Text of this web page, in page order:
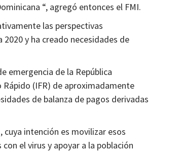
“, agregó entonces el FMI.
las perspectivas
y ha creado necesidades de
emergencia de la República
(IFR) de aproximadamente
de balanza de pagos derivadas
intención es movilizar esos
el virus y apoyar a la población